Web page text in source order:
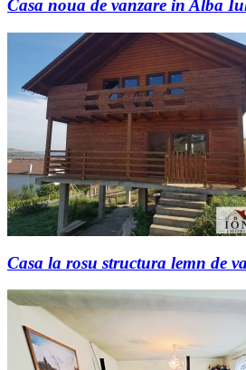
Casa noua de vanzare in Alba
Casa la rosu structura lemn de